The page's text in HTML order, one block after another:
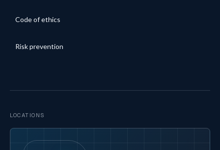
Code of ethics
Risk prevention
LOCATIONS